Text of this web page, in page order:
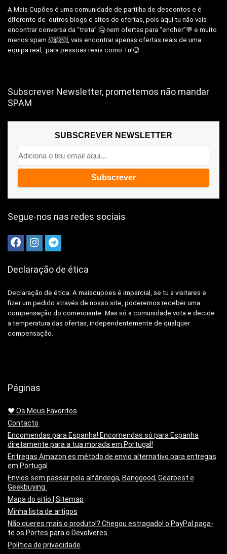
A Mais Cupões é uma comunidade de partilha de descontos e é
diferente de outros blogs e sites de ofertas, pois aqui tu não vais
encontrar conversa da “treta” 🤐 nem ofertas para “encher”💬 e muito
menos spam 📨📨📨, vais encontrar apenas ofertas reais de uma
equipa real, para pessoas reais como Tu!😉
Subscrever Newsletter, prometemos não mandar
SPAM
SUBSCREVER NEWSLETTER
Segue-nos nas redes sociais
Declaração de ética
Declaração de ética: A maiscupoes é imparcial, se tu a visitares e
fizer um pedido através de nosso site, poderemos receber uma
compensação do comerciante. Mas só a comunidade vota e decide
a temperatura das ofertas, independentemente de qualquer
compensação.
Páginas
❤️ Os Meus Favoritos
Contacto
Encomendas para Espanha! Encomendas só para Espanha
diretamente para a tua morada em Portugal!
Entregas Amazon.es método de envio alternativo para entregas
em Portugal
Envios sem passar pela alfândega, Banggood, Gearbest e
Geekbuying.
Mapa do sitio | Sitemap
Minha lista de artigos
Não queres mais o produto!? Chegou estragado! o PayPal paga-
te os Portes para o Devolveres.
Política de privacidade